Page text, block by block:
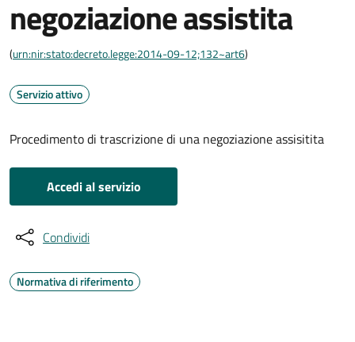
negoziazione assistita
(urn:nir:stato:decreto.legge:2014-09-12;132~art6)
Servizio attivo
Procedimento di trascrizione di una negoziazione assisitita
Accedi al servizio
Condividi
Normativa di riferimento